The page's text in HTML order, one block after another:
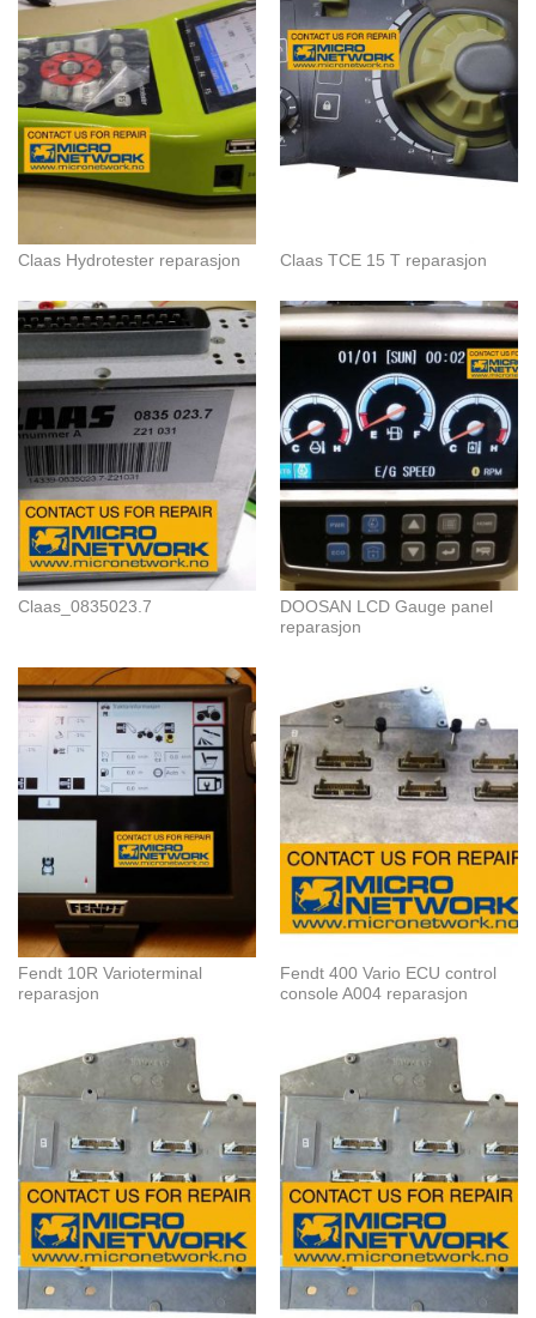
Claas Hydrotester reparasjon Claas TCE 15 T reparasjon
Claas_0835023.7
DOOSAN LCD Gauge panel
reparasjon
Fendt 10R Varioterminal
reparasjon
Fendt 400 Vario ECU control
console A004 reparasjon